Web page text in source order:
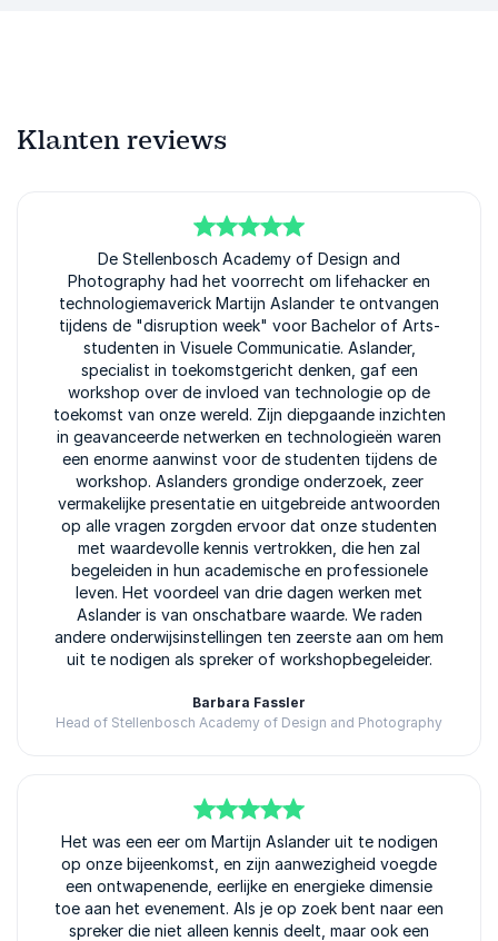
Klanten reviews
van5
De Stellenbosch Academy of Design and
Photography had het voorrecht om lifehacker en
technologiemaverick Martijn Aslander te ontvangen
tijdens de "disruption week" voor Bachelor of Arts-
studenten in Visuele Communicatie. Aslander,
specialist in toekomstgericht denken, gaf een
workshop over de invloed van technologie op de
toekomst van onze wereld. Zijn diepgaande inzichten
in geavanceerde netwerken en technologieën waren
een enorme aanwinst voor de studenten tijdens de
workshop. Aslanders grondige onderzoek, zeer
vermakelijke presentatie en uitgebreide antwoorden
op alle vragen zorgden ervoor dat onze studenten
met waardevolle kennis vertrokken, die hen zal
begeleiden in hun academische en professionele
leven. Het voordeel van drie dagen werken met
Aslander is van onschatbare waarde. We raden
andere onderwijsinstellingen ten zeerste aan om hem
uit te nodigen als spreker of workshopbegeleider.
Barbara Fassler
Head of Stellenbosch Academy of Design and Photography
van5
Het was een eer om Martijn Aslander uit te nodigen
op onze bijeenkomst, en zijn aanwezigheid voegde
een ontwapenende, eerlijke en energieke dimensie
toe aan het evenement. Als je op zoek bent naar een
spreker die niet alleen kennis deelt, maar ook een